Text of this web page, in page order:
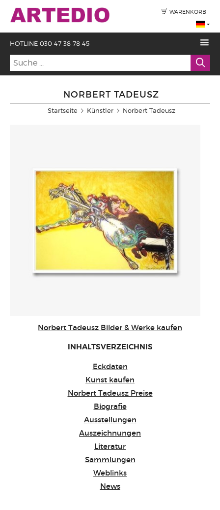
WARENKORB
HOTLINE 030 47 38 78 45
NORBERT TADEUSZ
Startseite Künstler Norbert Tadeusz
Norbert Tadeusz Bilder & Werke kaufen
INHALTSVERZEICHNIS
Eckdaten
Kunst kaufen
Norbert Tadeusz Preise
Biografie
Ausstellungen
Auszeichnungen
Literatur
Sammlungen
Weblinks
News